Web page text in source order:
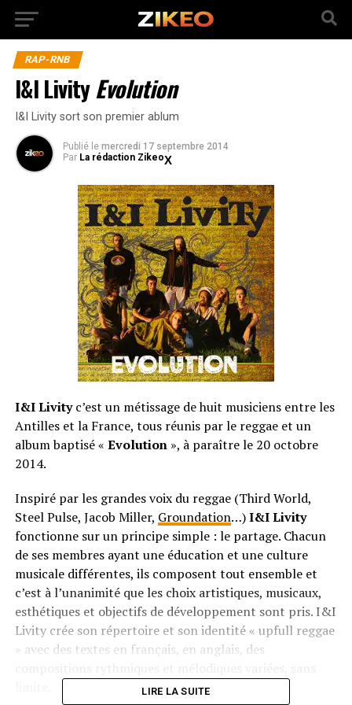
RAP-RNB
I&I LivityEvolution
I&I Livity sort son premier ablum
Publié le mercredi 17 septembre 2014
Par La rédaction Zikeo
I&I Livityc’est un métissage de huit musiciens entre les
Antilles et la France, tous réunis par le reggae et un
album baptisé « Evolution», à paraître le 20 octobre
2014.
Inspiré par les grandes voix du reggae (Third World,
Steel Pulse, Jacob Miller, Groundation…)I&I Livity
fonctionne sur un principe simple : le partage. Chacun
de ses membres ayant une éducation et une culture
musicale différentes, ils composent tout ensemble et
c’est à l’unanimité que les choix artistiques, musicaux,
esthétiques et objectifs de développement sont pris. I&I
Livity crée son répertoire et son identité « upfull reggae
» avec des textes en français, en anglais, des
LIRE LA SUITE